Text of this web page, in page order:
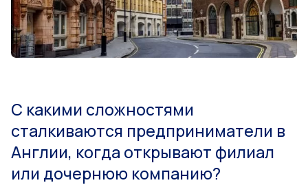
С какими сложностями
сталкиваются предприниматели в
Англии, когда открывают филиал
или дочернюю компанию?